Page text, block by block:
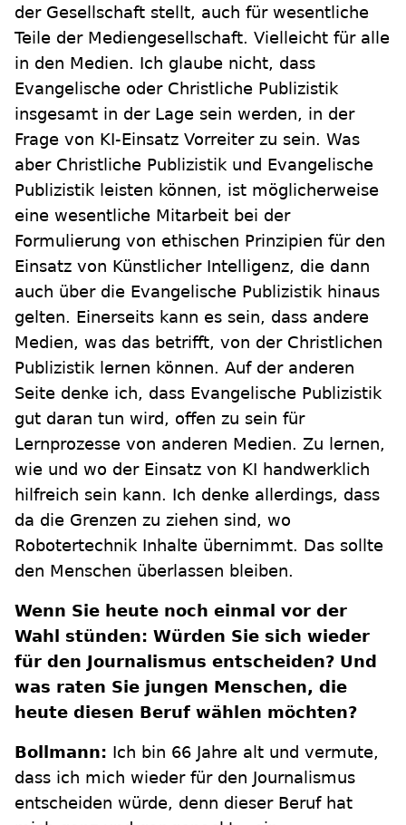
der Gesellschaft stellt, auch für wesentliche
Teile der Mediengesellschaft. Vielleicht für alle
in den Medien. Ich glaube nicht, dass
Evangelische oder Christliche Publizistik
insgesamt in der Lage sein werden, in der
Frage von KI-Einsatz Vorreiter zu sein. Was
aber Christliche Publizistik und Evangelische
Publizistik leisten können, ist möglicherweise
eine wesentliche Mitarbeit bei der
Formulierung von ethischen Prinzipien für den
Einsatz von Künstlicher Intelligenz, die dann
auch über die Evangelische Publizistik hinaus
gelten. Einerseits kann es sein, dass andere
Medien, was das betrifft, von der Christlichen
Publizistik lernen können. Auf der anderen
Seite denke ich, dass Evangelische Publizistik
gut daran tun wird, offen zu sein für
Lernprozesse von anderen Medien. Zu lernen,
wie und wo der Einsatz von KI handwerklich
hilfreich sein kann. Ich denke allerdings, dass
da die Grenzen zu ziehen sind, wo
Robotertechnik Inhalte übernimmt. Das sollte
den Menschen überlassen bleiben.
Wenn Sie heute noch einmal vor der
Wahl stünden: Würden Sie sich wieder
für den Journalismus entscheiden? Und
was raten Sie jungen Menschen, die
heute diesen Beruf wählen möchten?
Bollmann: Ich bin 66 Jahre alt und vermute,
dass ich mich wieder für den Journalismus
entscheiden würde, denn dieser Beruf hat